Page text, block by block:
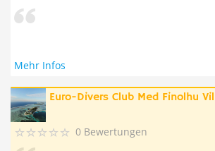
Mehr Infos
Euro-Divers Club Med Finolhu
0 Bewertungen